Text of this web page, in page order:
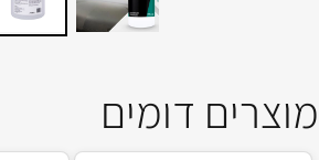
מוצרים דומים